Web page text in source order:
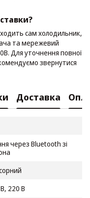
сам холодильник,
та мережевий
Для уточнення повної
звернутися
Доставка
через Bluetooth зі
220 В